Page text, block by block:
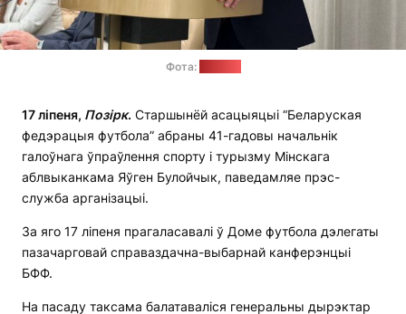
Фота:
17 ліпеня, Позірк. Старшынёй асацыяцыі “Беларуская
федэрацыя футбола” абраны 41-гадовы начальнік
галоўнага ўпраўлення спорту і турызму Мінскага
аблвыканкама Яўген Булойчык, паведамляе прэс-
служба арганізацыі.
За яго 17 ліпеня прагаласавалі ў Доме футбола дэлегаты
пазачарговай справаздачна-выбарнай канферэнцыі
БФФ.
На пасаду таксама балатаваліся генеральны дырэктар